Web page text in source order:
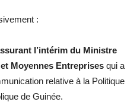
:
l’intérim du Ministre
Moyennes Entreprises qui a
relative à la Politique
de Guinée.